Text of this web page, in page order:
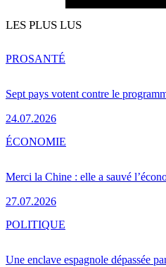
LES PLUS LUS
Sept pays votent contre le
24.07.2026
PROSANTÉ
Merci la Chine : elle a sauvé
27.07.2026
ÉCONOMIE
Une enclave espagnole dépassée
POLITIQUE